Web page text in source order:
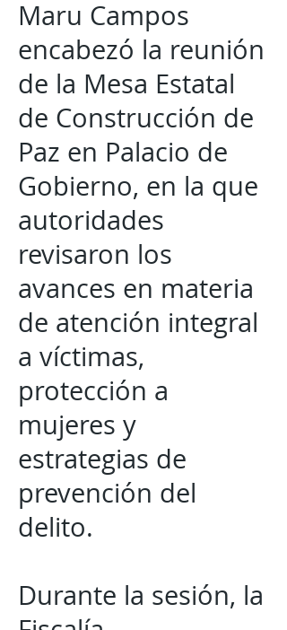
Maru Campos
encabezó la reunión
de la Mesa Estatal
de Construcción de
Paz en Palacio de
Gobierno, en la que
autoridades
revisaron los
avances en materia
de atención integral
a víctimas,
protección a
mujeres y
estrategias de
prevención del
delito.
Durante la sesión, la